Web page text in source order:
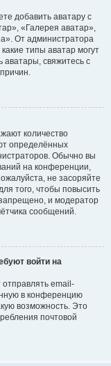
добавить аватару с
«Галерея аватар»,
От администратора
типы аватар могут
аватары, свяжитесь с
количество
определённых
Обычно вы
на конференции,
не засоряйте
того, чтобы повысить
и модератор
сообщений.
войти на
отправлять email-
в конференцию
возможность. Это
почтовой